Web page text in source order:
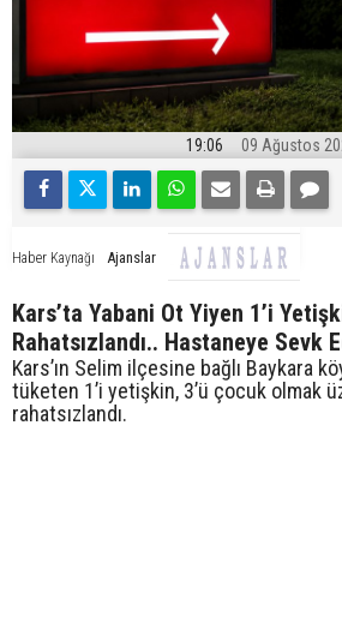
19:06 09 Ağustos
Haber Kaynağı Ajanslar
Kars’ta Yabani Ot Yiyen 1’i
Rahatsızlandı.. Hastaneye Sevk
Kars’ın Selim ilçesine bağlı Baykara
tüketen 1’i yetişkin, 3’ü çocuk olmak
rahatsızlandı.